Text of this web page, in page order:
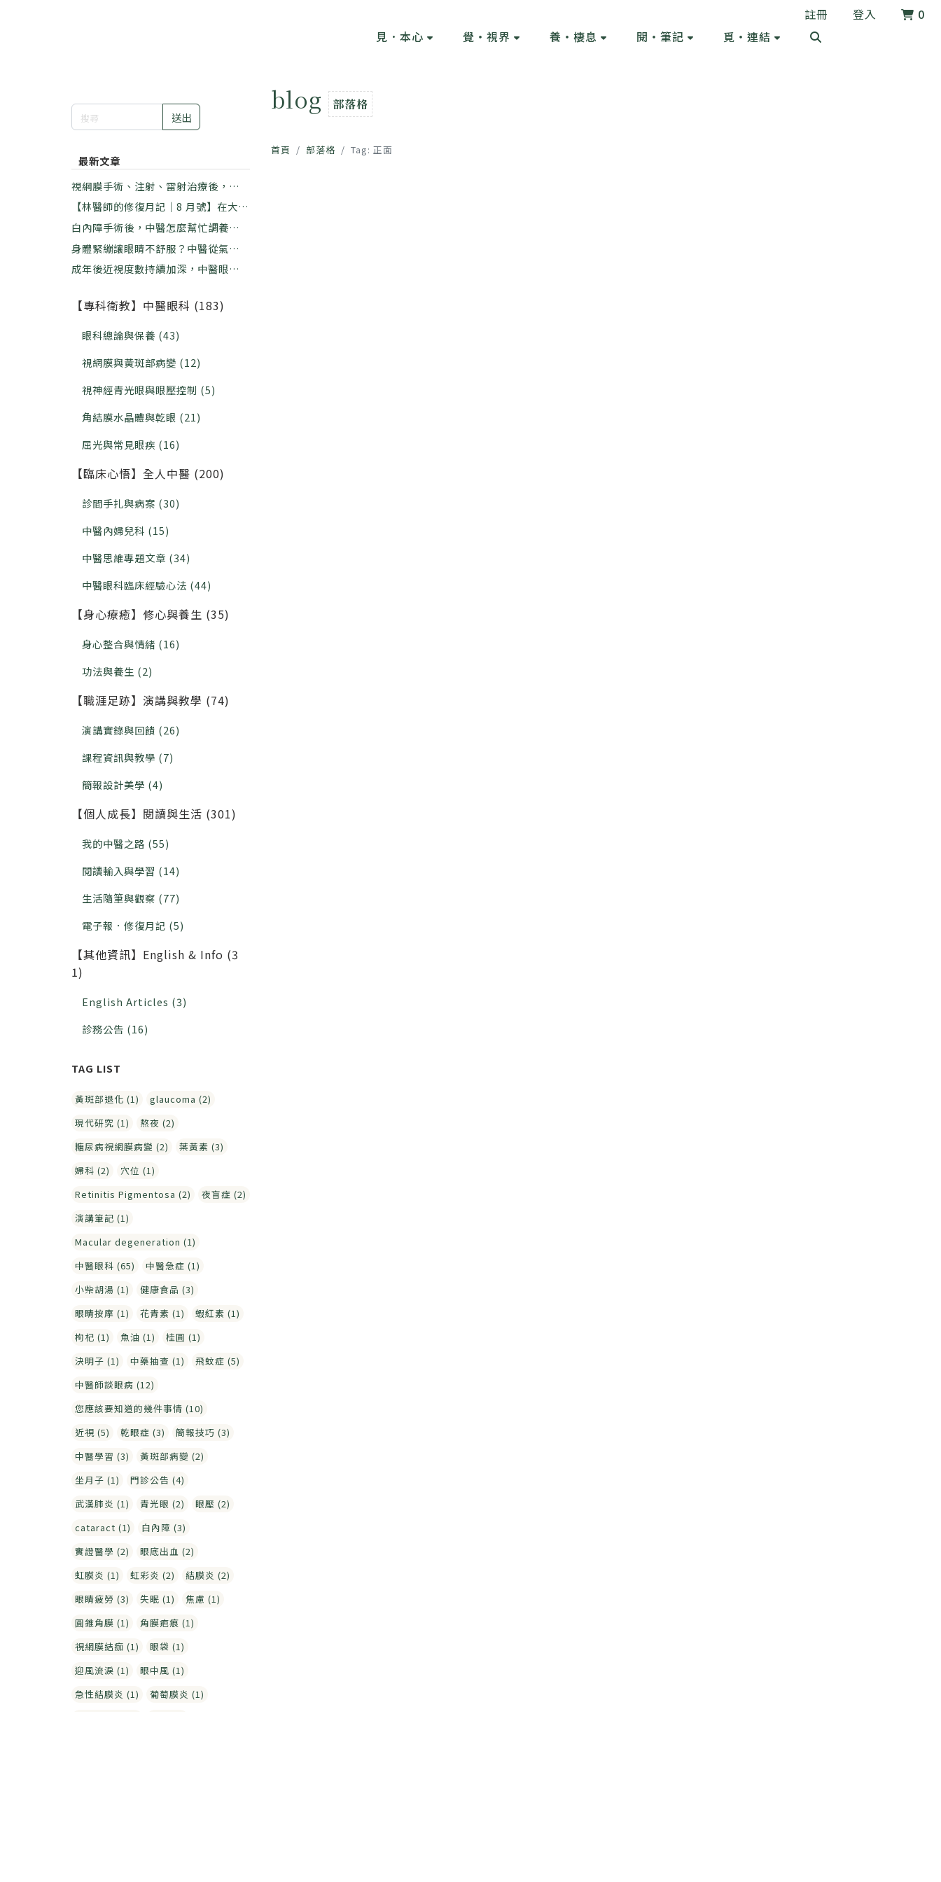
註冊 登入
0
見．本心
覺・視界 養・棲息 閱・筆記 覓・連結
送出
最新文章
視網膜手術、注射、雷射治療後，中醫
如何幫助修復？｜林佑彥中醫師
【林醫師的修復月記｜8 月號】在大暑
的悶熱裡，學習放下那個「看不慣」｜
林佑彥中醫師
白內障手術後，中醫怎麼幫忙調養？｜
林佑彥中醫師
身體緊繃讓眼睛不舒服？中醫從氣血這
樣看｜林佑彥中醫師
成年後近視度數持續加深，中醫眼科能
【專科衛教】中醫眼科 (183)
眼科總論與保養 (43)
視網膜與黃斑部病變 (12)
視神經青光眼與眼壓控制 (5)
角結膜水晶體與乾眼 (21)
屈光與常見眼疾 (16)
【臨床心悟】全人中醫 (200)
診間手扎與病案 (30)
中醫內婦兒科 (15)
中醫思維專題文章 (34)
中醫眼科臨床經驗心法 (44)
【身心療癒】修心與養生 (35)
身心整合與情緒 (16)
功法與養生 (2)
【職涯足跡】演講與教學 (74)
演講實錄與回饋 (26)
課程資訊與教學 (7)
簡報設計美學 (4)
【個人成長】閱讀與生活 (301)
我的中醫之路 (55)
閱讀輸入與學習 (14)
生活隨筆與觀察 (77)
電子報．修復月記 (5)
【其他資訊】English & Info (3
1)
English Articles (3)
診務公告 (16)
黃斑部退化 (1)
glaucoma (2)
現代研究 (1)
熬夜 (2)
糖尿病視網膜病變 (2)
葉黃素 (3)
婦科 (2)
穴位 (1)
Retinitis Pigmentosa (2)
夜盲症 (2)
演講筆記 (1)
Macular degeneration (1)
中醫眼科 (65)
中醫急症 (1)
小柴胡湯 (1)
健康食品 (3)
眼睛按摩 (1)
花青素 (1)
蝦紅素 (1)
枸杞 (1)
魚油 (1)
桂圓 (1)
決明子 (1)
中藥抽查 (1)
飛蚊症 (5)
中醫師談眼病 (12)
您應該要知道的幾件事情 (10)
近視 (5)
乾眼症 (3)
簡報技巧 (3)
中醫學習 (3)
黃斑部病變 (2)
坐月子 (1)
門診公告 (4)
武漢肺炎 (1)
青光眼 (2)
眼壓 (2)
cataract (1)
白內障 (3)
實證醫學 (2)
眼底出血 (2)
虹膜炎 (1)
虹彩炎 (2)
結膜炎 (2)
眼睛疲勞 (3)
失眠 (1)
焦慮 (1)
圓錐角膜 (1)
角膜疤痕 (1)
視網膜結痂 (1)
眼袋 (1)
迎風流淚 (1)
眼中風 (1)
急性結膜炎 (1)
葡萄膜炎 (1)
blog 部落格
首頁 部落格 Tag: 正面